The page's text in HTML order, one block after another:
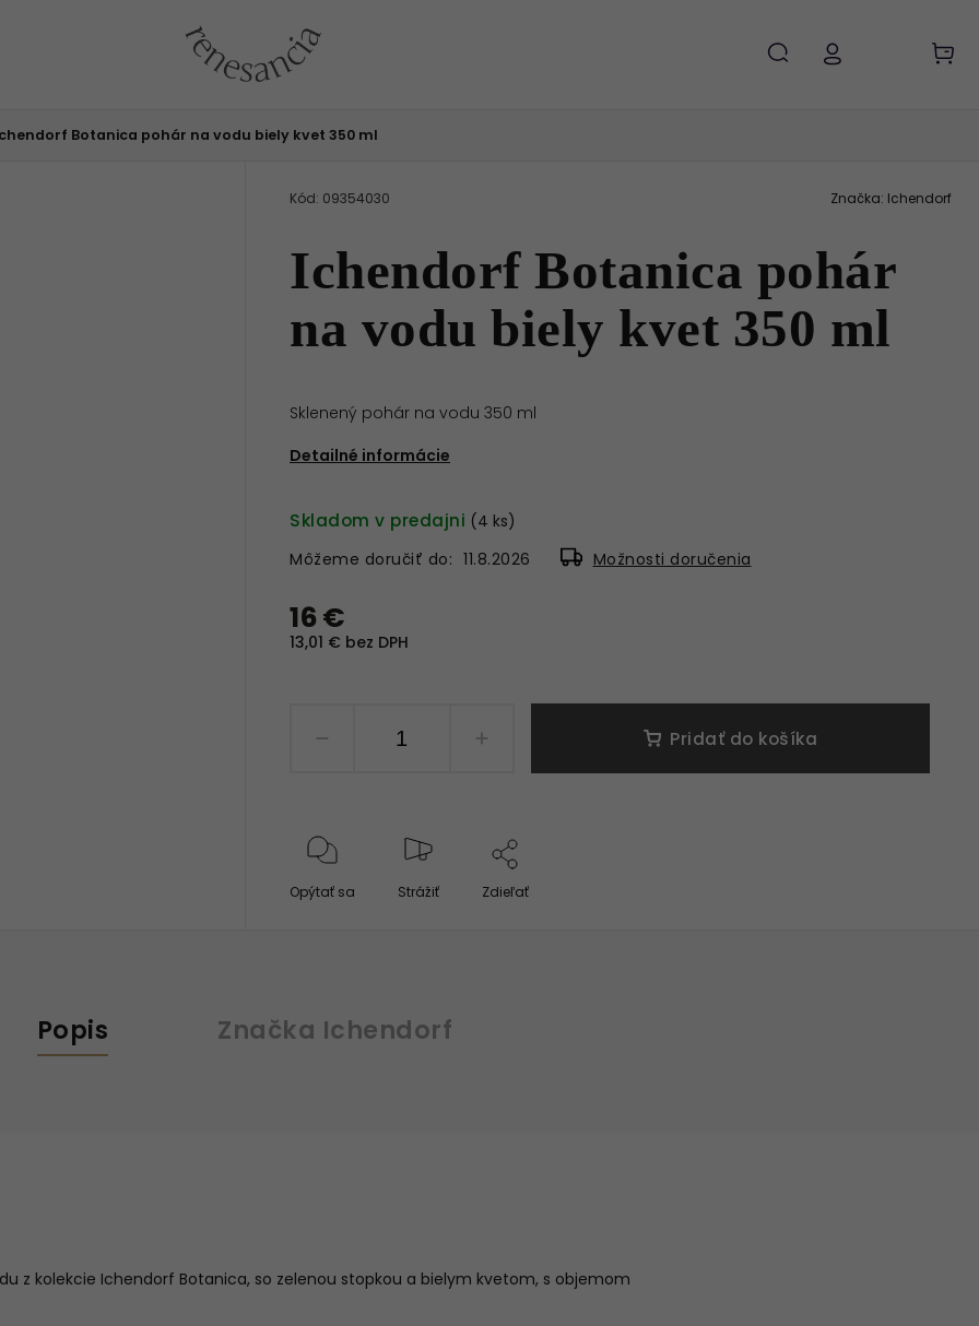
Botanica pohár na vodu biely kvet 350 ml
Ichendorf Botanica pohár
na vodu biely kvet 350 ml
Kód: 09354030
Sklenený pohár na vodu 350 ml
Detailné informácie
Značka: Ichendorf
16 €
13,01 € bez DPH
Skladom v predajni (4 ks)
Môžeme doručiť do: 11.8.2026 Možnosti doručenia
Pridať do košíka
Opýtať sa Strážiť Zdieľať
Popis Značka Ichendorf
z kolekcie Ichendorf Botanica, so zelenou stopkou a bielym kvetom, s objemom